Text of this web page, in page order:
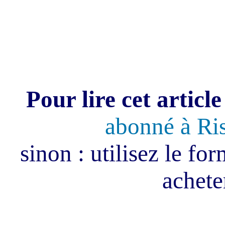
Pour lire cet
abonné à
sinon : utilisez le